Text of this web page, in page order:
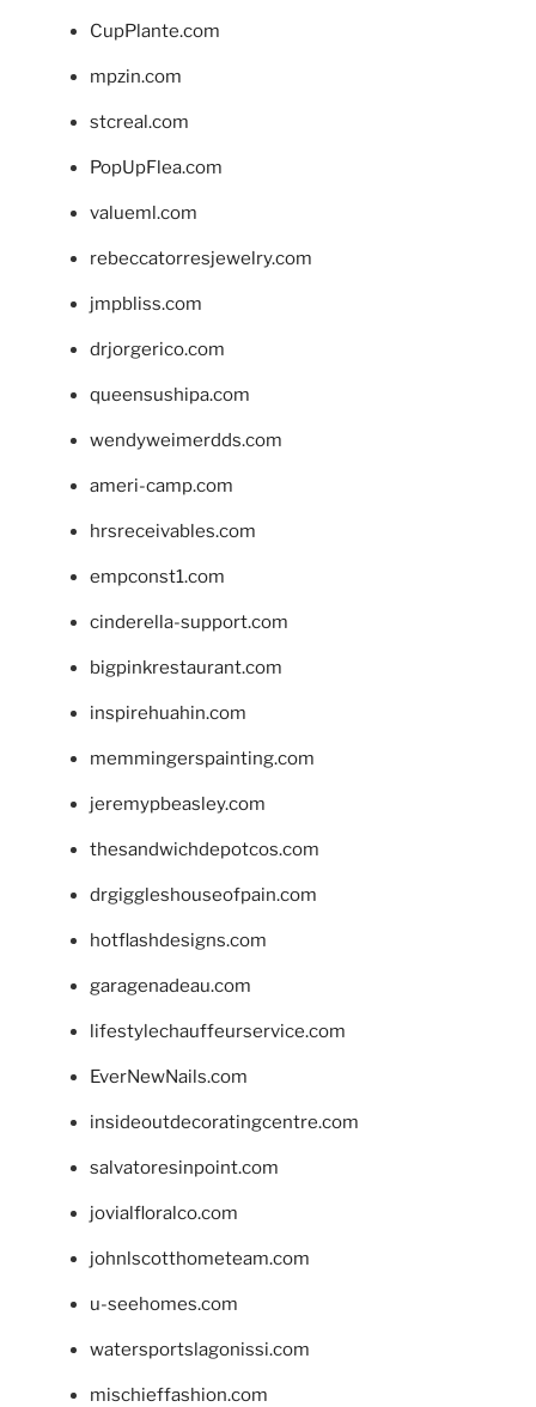
CupPlante.com
mpzin.com
stcreal.com
PopUpFlea.com
valueml.com
rebeccatorresjewelry.com
jmpbliss.com
drjorgerico.com
queensushipa.com
wendyweimerdds.com
ameri-camp.com
hrsreceivables.com
empconst1.com
cinderella-support.com
bigpinkrestaurant.com
inspirehuahin.com
memmingerspainting.com
jeremypbeasley.com
thesandwichdepotcos.com
drgiggleshouseofpain.com
hotflashdesigns.com
garagenadeau.com
lifestylechauffeurservice.com
EverNewNails.com
insideoutdecoratingcentre.com
salvatoresinpoint.com
jovialfloralco.com
johnlscotthometeam.com
u-seehomes.com
watersportslagonissi.com
mischieffashion.com